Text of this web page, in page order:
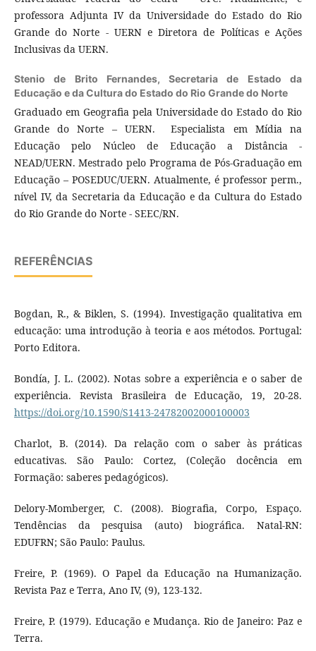
professora Adjunta IV da Universidade do Estado do Rio
Grande do Norte - UERN e Diretora de Políticas e Ações
Inclusivas da UERN.
Stenio de Brito Fernandes,Secretaria de Estado da
Educação e da Cultura do Estado do Rio Grande do Norte
Graduado em Geografia pela Universidade do Estado do Rio
Grande do Norte – UERN. Especialista em Mídia na
Educação pelo Núcleo de Educação a Distância -
NEAD/UERN. Mestrado pelo Programa de Pós-Graduação em
Educação – POSEDUC/UERN. Atualmente, é professor perm.,
nível IV, da Secretaria da Educação e da Cultura do Estado
do Rio Grande do Norte - SEEC/RN.
REFERÊNCIAS
Bogdan, R., & Biklen, S. (1994). Investigação qualitativa em
educação: uma introdução à teoria e aos métodos. Portugal:
Porto Editora.
Bondía, J. L. (2002). Notas sobre a experiência e o saber de
experiência. Revista Brasileira de Educação, 19, 20-28.
https://doi.org/10.1590/S1413-24782002000100003
Charlot, B. (2014). Da relação com o saber às práticas
educativas. São Paulo: Cortez, (Coleção docência em
Formação: saberes pedagógicos).
Delory-Momberger, C. (2008). Biografia, Corpo, Espaço.
Tendências da pesquisa (auto) biográfica. Natal-RN:
EDUFRN; São Paulo: Paulus.
Freire, P. (1969). O Papel da Educação na Humanização.
Revista Paz e Terra, Ano IV, (9), 123-132.
Freire, P. (1979). Educação e Mudança. Rio de Janeiro: Paz e
Terra.